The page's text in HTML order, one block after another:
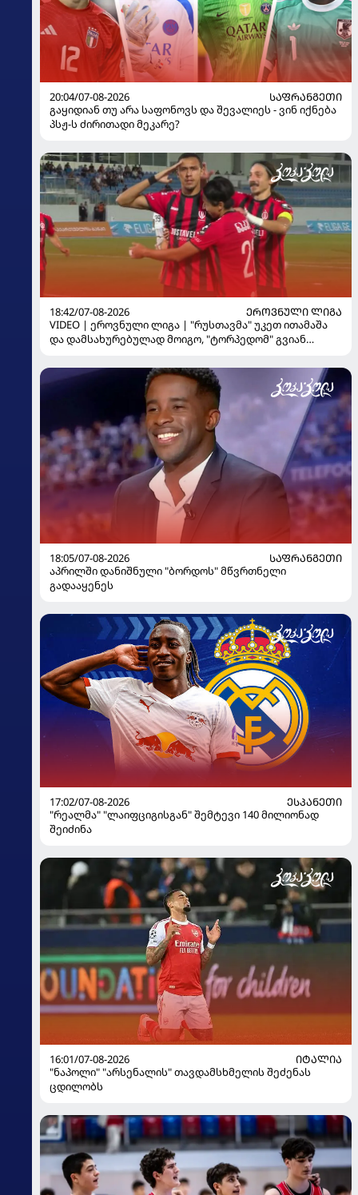
20:04/07-08-2026
ᲡᲐᲤᲠᲐᲜᲒᲔᲗᲘ
გაყიდიან თუ არა საფონოვს და შევალიეს - ვინ იქნება
პსჟ-ს ძირითადი მეკარე?
18:42/07-08-2026
ᲔᲠᲝᲕᲜᲣᲚᲘ ᲚᲘᲒᲐ
VIDEO | ეროვნული ლიგა | "რუსთავმა" უკეთ ითამაშა
და დამსახურებულად მოიგო, "ტორპედომ" გვიან
18:05/07-08-2026
ᲡᲐᲤᲠᲐᲜᲒᲔᲗᲘ
აპრილში დანიშნული "ბორდოს" მწვრთნელი
გადააყენეს
17:02/07-08-2026
ᲔᲡᲞᲐᲜᲔᲗᲘ
"რეალმა" "ლაიფციგისგან" შემტევი 140 მილიონად
შეიძინა
16:01/07-08-2026
ᲘᲢᲐᲚᲘᲐ
"ნაპოლი" "არსენალის" თავდამსხმელის შეძენას
ცდილობს